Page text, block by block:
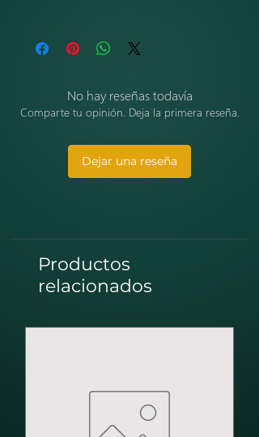
No hay reseñas todavía
Comparte tu opinión. Deja la primera reseña.
Dejar una reseña
Productos
relacionados